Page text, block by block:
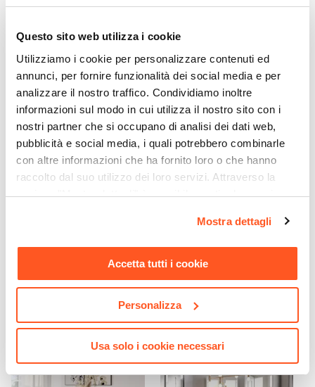
Questo sito web utilizza i cookie
Utilizziamo i cookie per personalizzare contenuti ed
annunci, per fornire funzionalità dei social media e per
analizzare il nostro traffico. Condividiamo inoltre
informazioni sul modo in cui utilizza il nostro sito con i
nostri partner che si occupano di analisi dei dati web,
pubblicità e social media, i quali potrebbero combinarle
con altre informazioni che ha fornito loro o che hanno
raccolto dal suo utilizzo dei loro servizi. Attraverso la
sezione "Mostra dettagli" è possibile gestire le proprie
momento. Per maggiori informazioni si invita a leggere la
nostraCookie Policy.
Mostra dettagli
Accetta tutti i cookie
Personalizza
Usa solo i cookie necessari
Serie
Dimensioni
81 x 50 cm
Altezza
45 cm
Forma
Rettangolare
Materiale Piano
Fibra di legno
Materiale Struttura
Antracite
Colore Struttura
Nero
Ripiani Aggiuntivi
1 ripiano
Ti suggeriamo anche
Divano letto 3 posti con
schienale reclinabile in
similpelle nero - Zachary
CODICE:REX-N
Sedia da ufficio girevole in
tessuto mesh nero e
schienale traspirante con
base cromata - Storex
€ 43,01